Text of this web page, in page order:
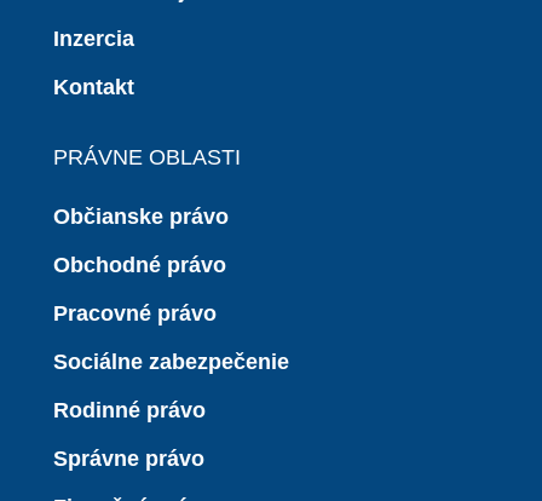
Inzercia
Kontakt
PRÁVNE OBLASTI
Občianske právo
Obchodné právo
Pracovné právo
Sociálne zabezpečenie
Rodinné právo
Správne právo